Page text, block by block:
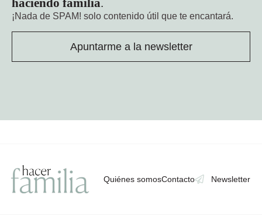
¡Nada de SPAM! solo contenido útil que te encantará.
Apuntarme a la newsletter
Quiénes somosContacto Newsletter